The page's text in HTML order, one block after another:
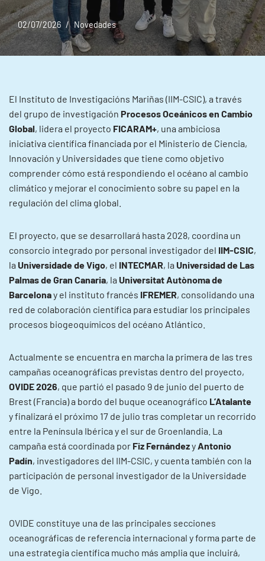
02/07/2026 Novedades
El Instituto de Investigacións Mariñas (IIM-CSIC), a través
del grupo de investigación Procesos Oceánicos en Cambio
Global, lidera el proyecto FICARAM+, una ambiciosa
iniciativa científica financiada por el Ministerio de Ciencia,
Innovación y Universidades que tiene como objetivo
comprender cómo está respondiendo el océano al cambio
climático y mejorar el conocimiento sobre su papel en la
regulación del clima global.
El proyecto, que se desarrollará hasta 2028, coordina un
consorcio integrado por personal investigador del IIM-CSIC,
la Universidade de Vigo, el INTECMAR, la Universidad de Las
Palmas de Gran Canaria, la Universitat Autònoma de
Barcelonay el instituto francés IFREMER, consolidando una
red de colaboración científica para estudiar los principales
procesos biogeoquímicos del océano Atlántico.
Actualmente se encuentra en marcha la primera de las tres
campañas oceanográficas previstas dentro del proyecto,
OVIDE 2026, que partió el pasado 9 de junio del puerto de
Brest (Francia) a bordo del buque oceanográfico L’Atalante
y finalizará el próximo 17 de julio tras completar un recorrido
entre la Península Ibérica y el sur de Groenlandia. La
campaña está coordinada por Fiz FernándezyAntonio
Padín, investigadores del IIM-CSIC, y cuenta también con la
participación de personal investigador de la Universidade
de Vigo.
OVIDE constituye una de las principales secciones
oceanográficas de referencia internacional y forma parte de
una estrategia científica mucho más amplia que incluirá,